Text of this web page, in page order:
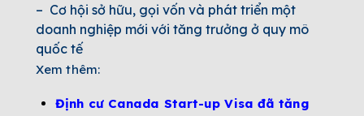
– Cơ hội sở hữu, gọi vốn và phát triển một
doanh nghiệp mới với tăng trưởng ở quy mô
quốc tế
Xem thêm:
Định cư Canada Start-up Visa đã tăng